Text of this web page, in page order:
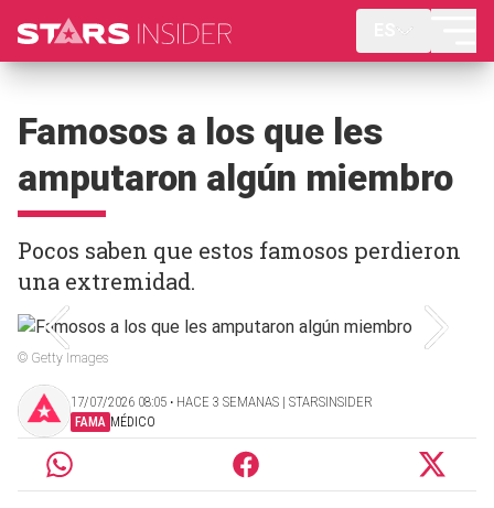
Famosos a los que les
amputaron algún miembro
Pocos saben que estos famosos perdieron
una extremidad.
© Getty Images
17/07/2026 08:05 ‧ HACE 3 SEMANAS | STARSINSIDER
FAMA MÉDICO